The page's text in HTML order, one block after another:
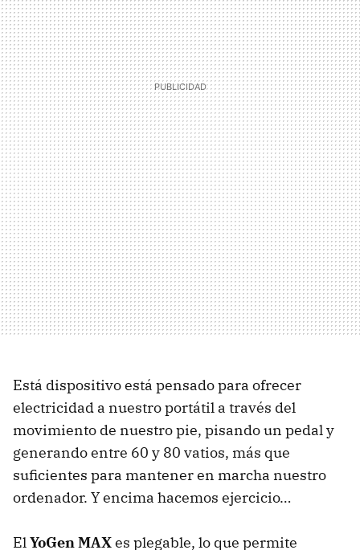
Está dispositivo está pensado para ofrecer
electricidad a nuestro portátil a través del
movimiento de nuestro pie, pisando un pedal y
generando entre 60 y 80 vatios, más que
suficientes para mantener en marcha nuestro
ordenador. Y encima hacemos ejercicio…
ElYoGen MAXes plegable, lo que permite